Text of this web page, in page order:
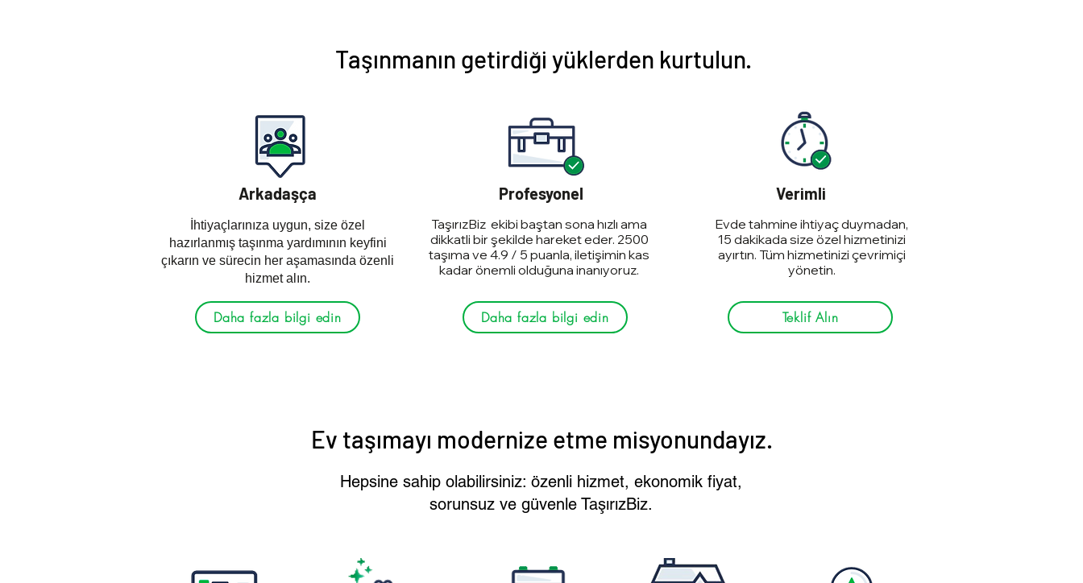
Taşınmanın getirdiği yüklerden kurtulun.
Arkadaşça
İhtiyaçlarınıza uygun, size özel
hazırlanmış taşınma yardımının keyfini
çıkarın ve sürecin her aşamasında özenli
hizmet alın.
Daha fazla bilgi edin
Profesyonel
TaşırızBiz ekibi baştan sona hızlı ama
dikkatli bir şekilde hareket eder. 2500
taşıma ve 4.9 / 5 puanla, iletişimin kas
kadar önemli olduğuna inanıyoruz.
Daha fazla bilgi edin
Verimli
Evde tahmine ihtiyaç duymadan,
15 dakikada size özel hizmetinizi
ayırtın. Tüm hizmetinizi çevrimiçi
yönetin.
Teklif Alın
Ev taşımayı modernize etme misyonundayız.
Hepsine sahip olabilirsiniz: özenli hizmet, ekonomik fiyat,
sorunsuz ve güvenle TaşırızBiz.